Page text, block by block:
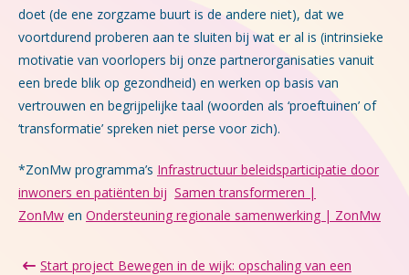
doet (de ene zorgzame buurt is de andere niet), dat we
voortdurend proberen aan te sluiten bij wat er al is (intrinsieke
motivatie van voorlopers bij onze partnerorganisaties vanuit
een brede blik op gezondheid) en werken op basis van
vertrouwen en begrijpelijke taal (woorden als ‘proeftuinen’ of
‘transformatie’ spreken niet perse voor zich).
*ZonMw programma’s Infrastructuur beleidsparticipatie door
inwoners en patiënten bij Samen transformeren |
ZonMw en Ondersteuning regionale samenwerking | ZonMw
Start project Bewegen in de wijk: opschaling van een